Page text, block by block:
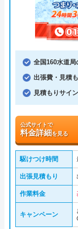
全国160水道局
出張費・見積
見積もりサイ
公式サイトで
料金詳細を見る
駆けつけ時間
出張見積もり
作業料金
キャンペーン